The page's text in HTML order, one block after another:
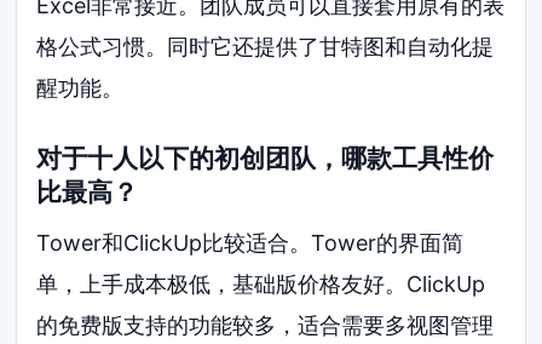
Excel非常接近。团队成员可以直接套用原有的表
格公式习惯。同时它还提供了甘特图和自动化提
醒功能。
对于十人以下的初创团队，哪款工具性价
比最高？
Tower和ClickUp比较适合。Tower的界面简
单，上手成本极低，基础版价格友好。ClickUp
的免费版支持的功能较多，适合需要多视图管理